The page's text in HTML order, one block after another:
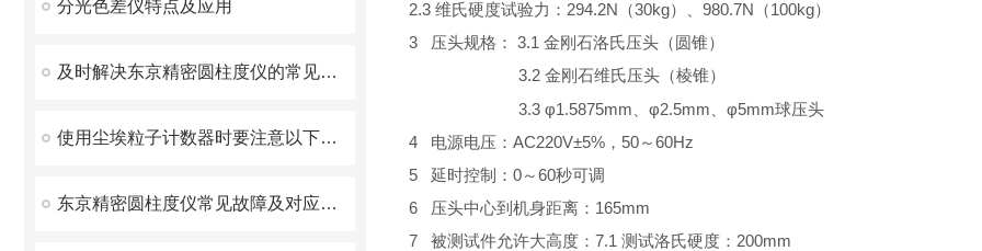
分光色差仪特点及应用
及时解决东京精密圆柱度仪的常见故障帮助企业确保产品质量
使用尘埃粒子计数器时要注意以下事项
东京精密圆柱度仪常见故障及对应解决办法大公开
2.3 维氏硬度试验力： 294.2N （30kg）、 980.7N （100kg）
3 压头规格： 3.1 金刚石洛氏压头（圆锥）
3.2 金刚石维氏压头（棱锥）
3.3 φ1.5875mm φ2.5mm φ5mm球压头
4 电源电压： AC220V±5% ， 50～60Hz
5 延时控制： 0～60秒可调
6 压头中心到机身距离： 165mm
7 被测试件允许大高度： 7.1 测试洛氏硬度： 200mm